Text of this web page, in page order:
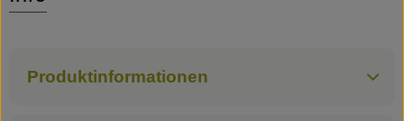
Produktinformationen